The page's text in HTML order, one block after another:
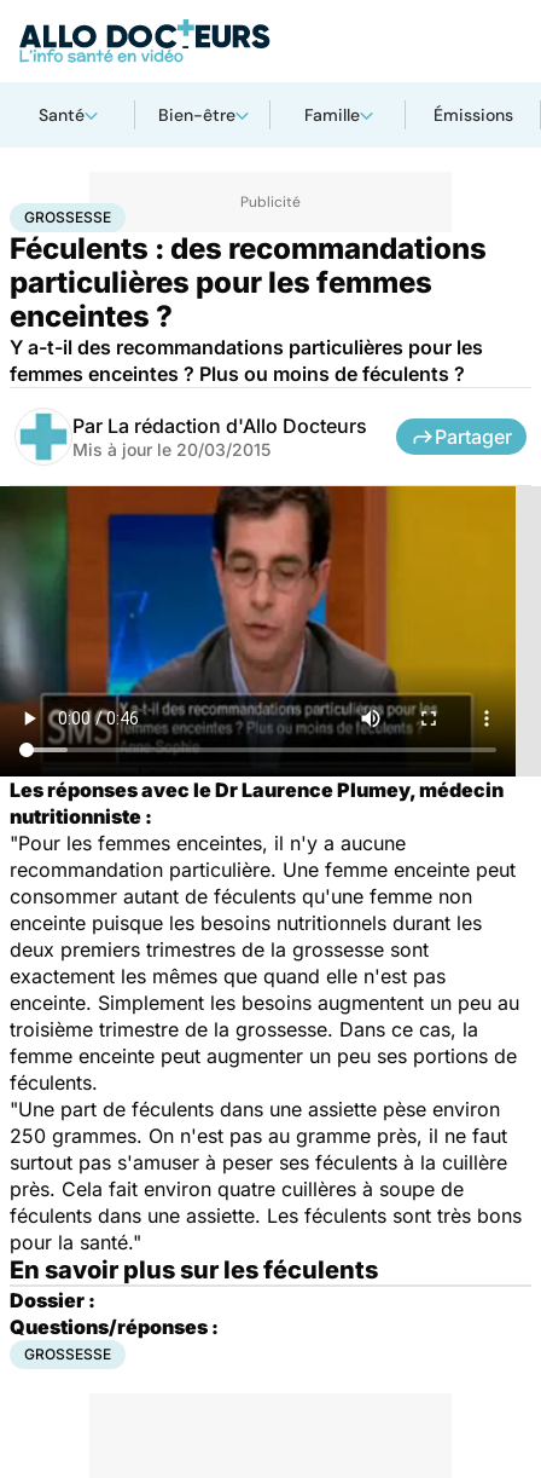
Santé Bien-être Famille Émissions
AccueilFamille Grossesse Grossesse
GROSSESSE
Féculents : des recommandations
particulières pour les femmes
enceintes ?
Y a-t-il des recommandations particulières pour les
femmes enceintes ? Plus ou moins de féculents ?
Par La rédaction d'Allo Docteurs
Mis à jour le 20/03/2015
Partager
Les réponses avec le Dr Laurence Plumey, médecin
nutritionniste :
"Pour les femmes enceintes, il n'y a aucune
recommandation particulière. Une femme enceinte peut
consommer autant de féculents qu'une femme non
enceinte puisque les besoins nutritionnels durant les
deux premiers trimestres de la grossesse sont
exactement les mêmes que quand elle n'est pas
enceinte. Simplement les besoins augmentent un peu au
troisième trimestre de la grossesse. Dans ce cas, la
femme enceinte peut augmenter un peu ses portions de
féculents.
"Une part de féculents dans une assiette pèse environ
250 grammes. On n'est pas au gramme près, il ne faut
surtout pas s'amuser à peser ses féculents à la cuillère
près. Cela fait environ quatre cuillères à soupe de
féculents dans une assiette. Les féculents sont très bons
pour la santé."
En savoir plus sur les féculents
Dossier :
Questions/réponses :
GROSSESSE